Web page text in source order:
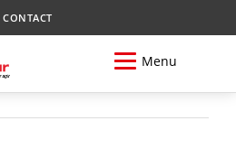
CONTACT
Menu